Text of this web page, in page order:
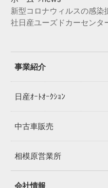
新型コロナウィルスの感染
社日産ユーズドカーセンタ
事業紹介
日産ｵｰﾄｵｰｸｼｮﾝ
中古車販売
相模原営業所
会社情報